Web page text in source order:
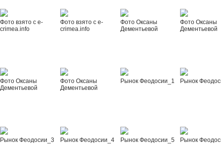
Фото взято с e-
crimea.info
Фото взято с e-
crimea.info
Фото Оксаны
Дементьевой
Фото Оксаны
Дементьевой
Фото Оксаны
Дементьевой
Фото Оксаны
Дементьевой
Рынок Феодосии_1 Рынок
Рынок Феодосии_3 Рынок Феодосии_4 Рынок Феодосии_5 Рынок